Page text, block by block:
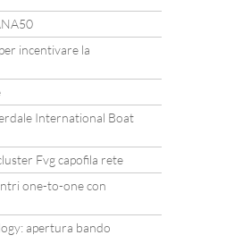
incentivare la
International Boat
Fvg capofila rete
one-to-one con
apertura bando